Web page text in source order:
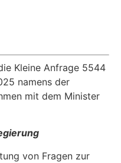
Kleine Anfrage 5544
namens der
mit dem Minister
von Fragen zur